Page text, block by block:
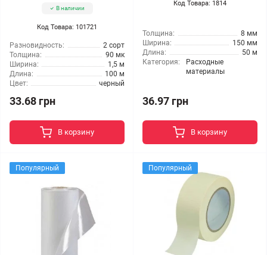
В наличии
Код Товара: 101721
Разновидность:
2 сорт
Толщина:
90 мк
Ширина:
1,5 м
Длина:
100 м
Цвет:
черный
33.68 грн
В корзину
Код Товара: 1814
Толщина:
8 мм
Ширина:
150 мм
Длина:
50 м
Категория:
Расходные
материалы
36.97 грн
В корзину
Популярный Популярный